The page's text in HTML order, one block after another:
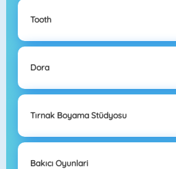
Tooth
Dora
Tırnak Boyama Stüdyosu
Bakıcı Oyunlari